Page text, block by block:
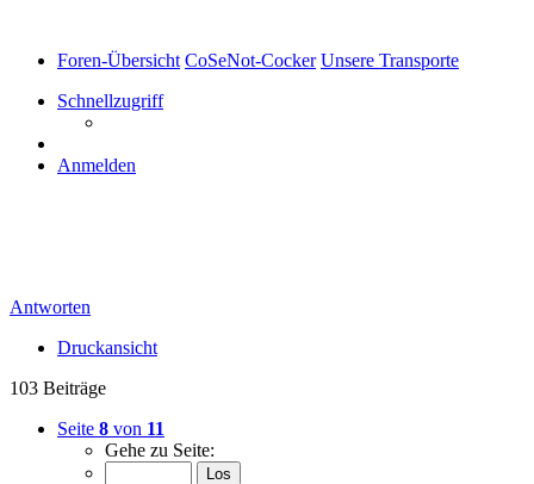
Foren-Übersicht CoSeNot-Cocker Unsere Transporte
Schnellzugriff
Anmelden
Antworten
Druckansicht
103 Beiträge
Seite 8 von 11
Gehe zu Seite: